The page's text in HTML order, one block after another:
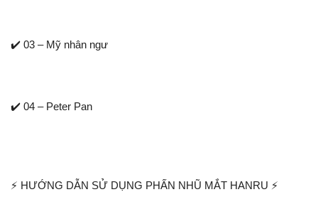
✔️ 03 – Mỹ nhân ngư
✔️ 04 – Peter Pan
⚡️ HƯỚNG DẪN SỬ DỤNG PHẤN NHŨ MẮT HANRU ⚡️